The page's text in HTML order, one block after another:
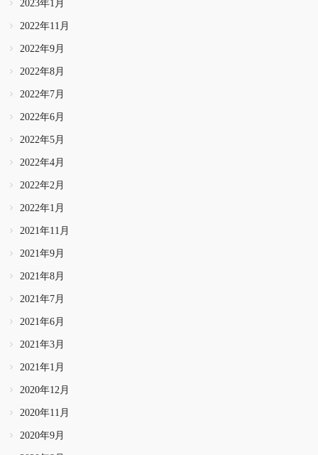
2023年1月
2022年11月
2022年9月
2022年8月
2022年7月
2022年6月
2022年5月
2022年4月
2022年2月
2022年1月
2021年11月
2021年9月
2021年8月
2021年7月
2021年6月
2021年3月
2021年1月
2020年12月
2020年11月
2020年9月